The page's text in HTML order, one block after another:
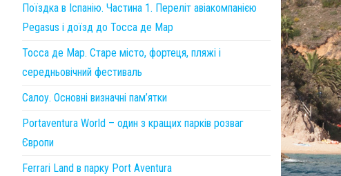
Поїздка в Іспанію. Частина 1. Переліт авіакомпанією
Pegasus і доїзд до Тосса де Мар
Тосса де Мар. Старе місто, фортеця, пляжі і
середньовічний фестиваль
Салоу. Основні визначні пам’ятки
Portaventura World – один з кращих парків розваг
Європи
Ferrari Land в парку Port Aventura